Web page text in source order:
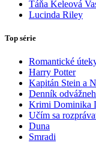
Táňa Keleová
Lucinda Riley
Top série
Romantické
Harry Potter
Kapitán Stein a
Denník
Krimi Dominika
Učím sa
Duna
Smradi